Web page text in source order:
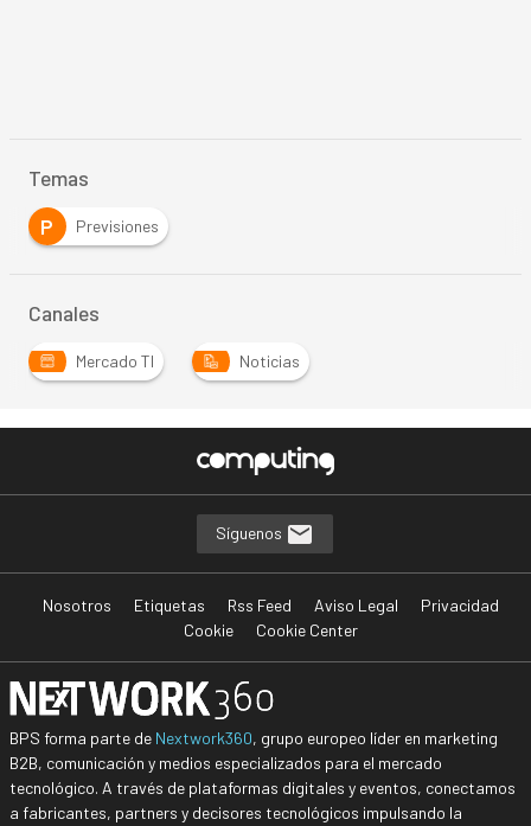
Temas
P
Previsiones
Canales
Mercado TI Noticias
Síguenos
Nosotros Etiquetas Rss Feed Aviso Legal
Privacidad
Cookie
Cookie Center
BPS forma parte de Nextwork360, grupo europeo líder en marketing
B2B, comunicación y medios especializados para el mercado
tecnológico. A través de plataformas digitales y eventos, conectamos
a fabricantes, partners y decisores tecnológicos impulsando la